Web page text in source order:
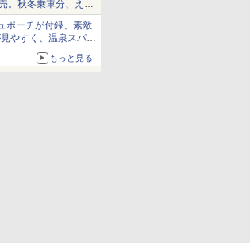
。秋冬乗車分、えき
ポーチが付録、素敵
やすく、温泉スパに
もっと見る